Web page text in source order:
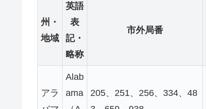
州・
地域
英語
表
記・
略称
市外局番
アラ
Alab
ama
205、251、256、334、48